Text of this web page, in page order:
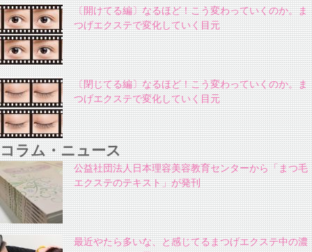
〔開けてる編〕なるほど！こう変わっていくのか。ま
つげエクステで変化していく目元
〔閉じてる編〕なるほど！こう変わっていくのか。ま
つげエクステで変化していく目元
コラム・ニュース
公益社団法人日本理容美容教育センターから「まつ毛
エクステのテキスト」が発刊
最近やたら多いな、と感じてるまつげエクステ中の濃